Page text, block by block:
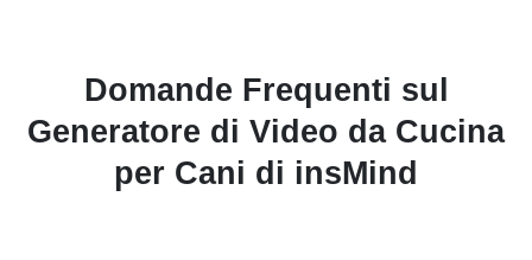
Domande Frequenti sul
Generatore di Video da Cucina
per Cani di insMind